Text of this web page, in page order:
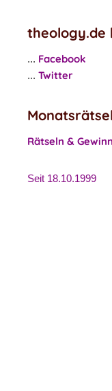
theology.de
... Facebook
... Twitter
Monatsrätsel
Rätseln &
Seit 18.10.1999